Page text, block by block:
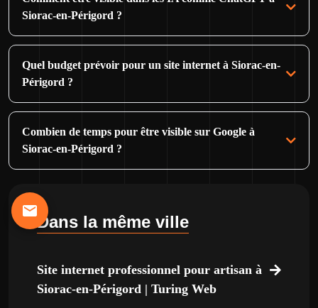
Siorac-en-Périgord ?
Quel budget prévoir pour un site internet à Siorac-en-
Périgord ?
Combien de temps pour être visible sur Google à
Siorac-en-Périgord ?
Dans la même ville
Site internet professionnel pour artisan à
Siorac-en-Périgord | Turing Web